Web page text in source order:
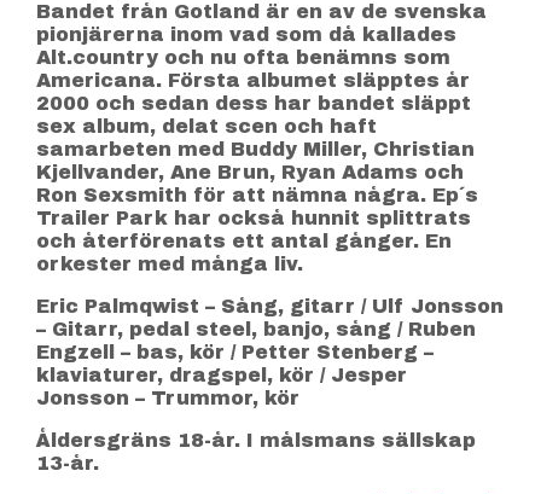
Bandet från Gotland är en av de svenska
pionjärerna inom vad som då kallades
Alt.country och nu ofta benämns som
Americana. Första albumet släpptes år
2000 och sedan dess har bandet släppt
sex album, delat scen och haft
samarbeten med Buddy Miller, Christian
Kjellvander, Ane Brun, Ryan Adams och
Ron Sexsmith för att nämna några. Ep´s
Trailer Park har också hunnit splittrats
och återförenats ett antal gånger. En
orkester med många liv.
Eric Palmqwist – Sång, gitarr / Ulf Jonsson
– Gitarr, pedal steel, banjo, sång / Ruben
Engzell – bas, kör / Petter Stenberg –
klaviaturer, dragspel, kör / Jesper
Jonsson – Trummor, kör
Åldersgräns 18-år. I målsmans sällskap
13-år.